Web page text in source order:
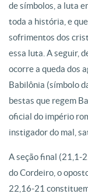
de símbolos, a luta
toda a história, e
sofrimentos dos
essa luta. A seguir,
ocorre a queda dos
Babilônia (símbolo
bestas que regem
oficial do império
instigador do mal,
A seção final (21,1-
do Cordeiro, o
22,16-21